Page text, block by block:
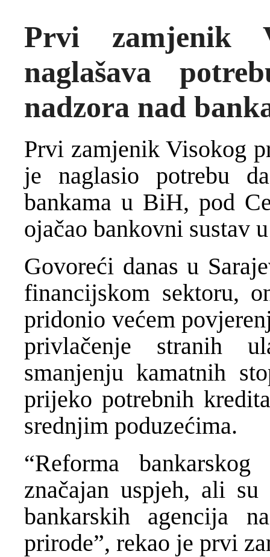
Prvi zamjenik
naglašava
nadzora nad
Prvi zamjenik Visokog
je naglasio potrebu
bankama u BiH, pod
ojačao bankovni sustav
Govoreći danas u
financijskom sektoru,
pridonio većem
privlačenje stranih
smanjenju kamatnih
prijeko potrebnih
srednjim poduzećima.
“Reforma
značajan uspjeh, ali
bankarskih agencija
prirode”, rekao je prvi